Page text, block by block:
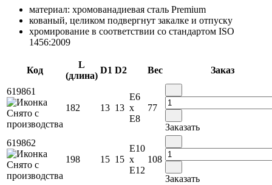
материал: хромованадиевая сталь Premium
кованый, целиком подвергнут закалке и отпуску
хромирование в соответствии со стандартом ISO
1456:2009
Код
L
(длина)
D1 D2 Вес Заказ
619861
182
13 13
E6
x
E8
77
Заказать
619862
198
15 15
E10
x
E12
108
Заказать